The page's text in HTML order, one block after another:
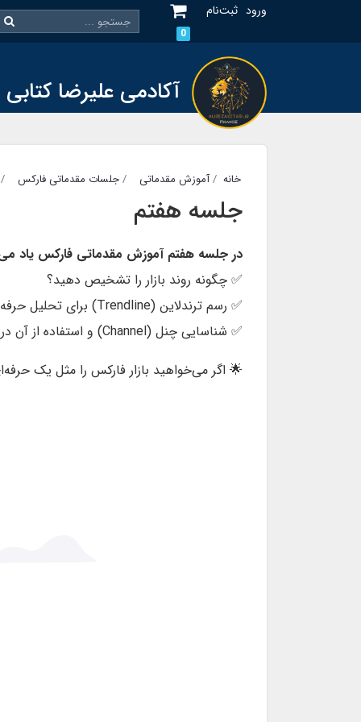
ورود ثبت‌نام
0
آکادمی علیرضا کتابی
خانه آموزش مقدماتی جلسات مقدماتی فارکس
جلسه هفتم
در جلسه هفتم آموزش مقدماتی فارکس یاد
✅ چگونه روند بازار را تشخیص دهید؟
✅ رسم ترندلاین (Trendline) برای تحلیل حرفه‌ای.
✅ شناسایی چنل (Channel) و استفاده از آن در معاملات.
🌟 اگر می‌خواهید بازار فارکس را مثل یک